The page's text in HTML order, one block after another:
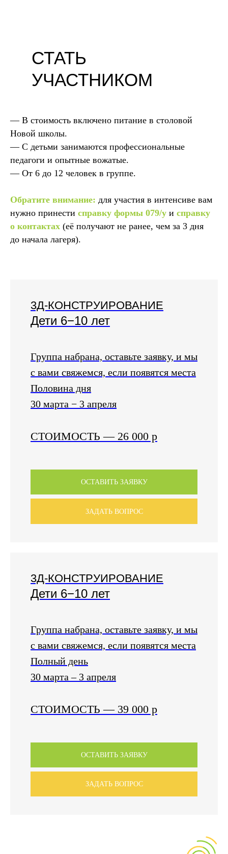
СТАТЬ
УЧАСТНИКОМ
— В стоимость включено питание в столовой
Новой школы.
— С детьми занимаются профессиональные
педагоги и опытные вожатые.
— От 6 до 12 человек в группе.
Обратите внимание: для участия в интенсиве вам
нужно принести справку формы 079/у и справку
о контактах (её получают не ранее, чем за 3 дня
до начала лагеря).
3Д-КОНСТРУИРОВАНИЕ
Дети 6−10 лет
Группа набрана, оставьте заявку, и мы
с вами свяжемся, если появятся места
Половина дня
30 марта − 3 апреля
СТОИМОСТЬ— 26 000 р
ОСТАВИТЬ ЗАЯВКУ
ЗАДАТЬ ВОПРОС
3Д-КОНСТРУИРОВАНИЕ
Дети 6−10 лет
Группа набрана, оставьте заявку, и мы
с вами свяжемся, если появятся места
Полный день
30 марта – 3 апреля
СТОИМОСТЬ — 39 000 р
ОСТАВИТЬ ЗАЯВКУ
ЗАДАТЬ ВОПРОС